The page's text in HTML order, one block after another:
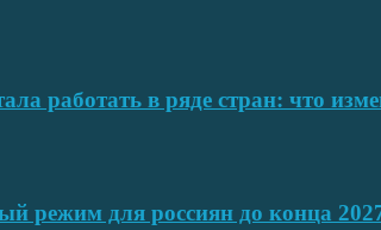
работать в ряде стран: что
режим для россиян до конца